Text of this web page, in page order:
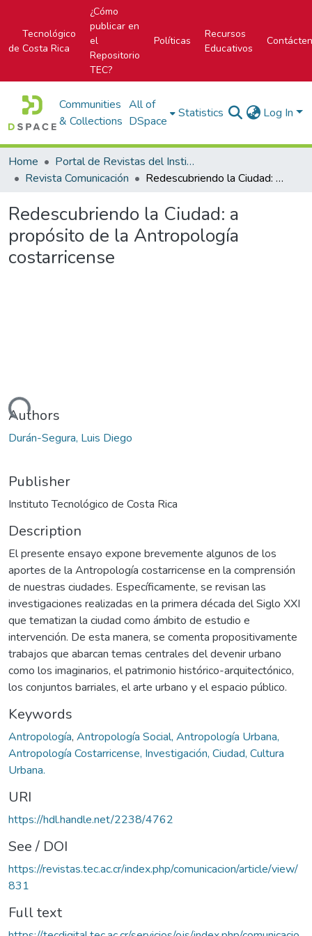
Tecnológico
de Costa Rica
¿Cómo
publicar en
el
Repositorio
TEC?
Políticas
Recursos
Educativos
Communities
& Collections
All of
DSpace
Statistics Log In
Home
Portal de Revistas del Instituto Tecnológico de Costa Rica
Revista Comunicación
Redescubriendo la Ciudad: a propósito de la Antropología costarricense
Redescubriendo la Ciudad: a
propósito de la Antropología
costarricense
Authors
Durán-Segura, Luis Diego
Publisher
Instituto Tecnológico de Costa Rica
Description
El presente ensayo expone brevemente algunos de los
aportes de la Antropología costarricense en la comprensión
de nuestras ciudades. Específicamente, se revisan las
investigaciones realizadas en la primera década del Siglo XXI
que tematizan la ciudad como ámbito de estudio e
intervención. De esta manera, se comenta propositivamente
trabajos que abarcan temas centrales del devenir urbano
como los imaginarios, el patrimonio histórico-arquitectónico,
los conjuntos barriales, el arte urbano y el espacio público.
Keywords
Antropología, Antropología Social, Antropología Urbana,
Antropología Costarricense, Investigación, Ciudad, Cultura
Urbana.
URI
https://hdl.handle.net/2238/4762
See / DOI
https://revistas.tec.ac.cr/index.php/comunicacion/article/view/
831
Full text